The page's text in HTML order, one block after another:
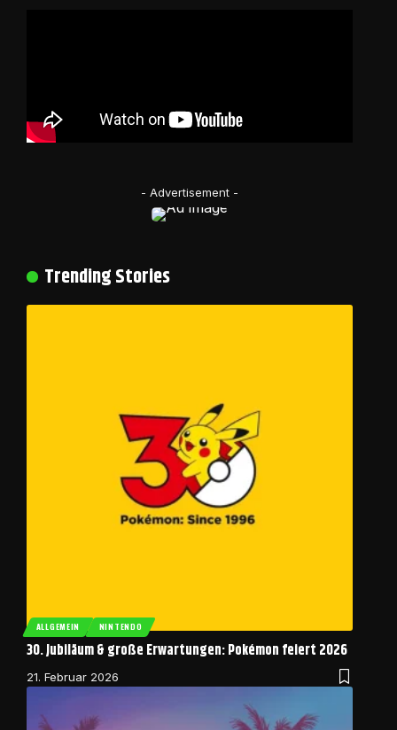
- Advertisement -
Trending Stories
ALLGEMEIN NINTENDO
30. Jubiläum & große Erwartungen: Pokémon feiert 2026
21. Februar 2026